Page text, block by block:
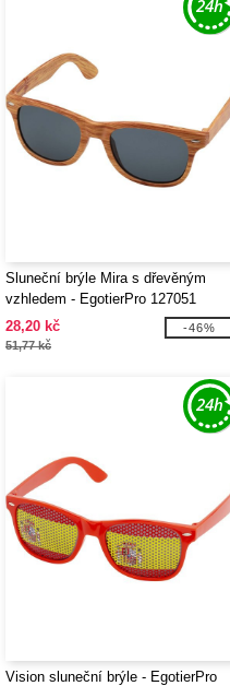
Sluneční brýle Mira s dřevěným
vzhledem - EgotierPro 127051
28,20 kč
51,77 kč
-46%
Vision sluneční brýle - EgotierPro